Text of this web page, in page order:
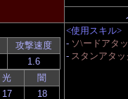
攻撃速度
光 闇
<使用スキル>
- ソ\ードアタ
- スタンアタッ